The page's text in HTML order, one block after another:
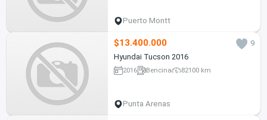
Puerto Montt
$13.400.000
9
Hyundai Tucson 2016
2016 Bencina 82100 km
Punta Arenas